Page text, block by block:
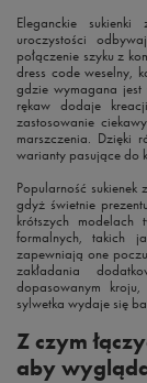
Eleganckie
uroczystości
połączenie szyku z
dress code weselny,
gdzie wymagana jest
rękaw dodaje
zastosowanie
marszczenia. Dzięki
warianty pasujące do
Popularność
gdyż świetnie
krótszych modelach
formalnych, takich
zapewniają one
zakładania
dopasowanym
sylwetka wydaje się
Z czym
aby